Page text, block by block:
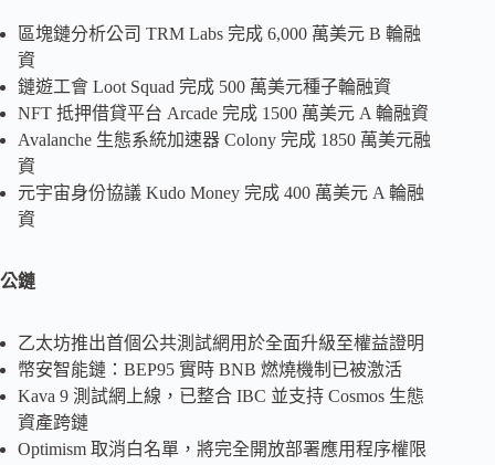
區塊鏈分析公司 TRM Labs 完成 6,000 萬美元 B 輪融
資
鏈遊工會 Loot Squad 完成 500 萬美元種子輪融資
NFT 抵押借貸平台 Arcade 完成 1500 萬美元 A 輪融資
Avalanche 生態系統加速器 Colony 完成 1850 萬美元融
資
元宇宙身份協議 Kudo Money 完成 400 萬美元 A 輪融
資
公鏈
乙太坊推出首個公共測試網用於全面升級至權益證明
幣安智能鏈：BEP95 實時 BNB 燃燒機制已被激活
Kava 9 測試網上線，已整合 IBC 並支持 Cosmos 生態
資產跨鏈
Optimism 取消白名單，將完全開放部署應用程序權限